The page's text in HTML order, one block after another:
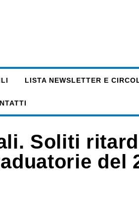
LISTA NEWSLETTER E
Soliti
del